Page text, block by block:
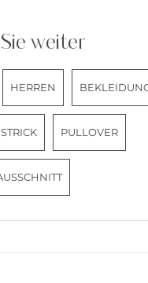
weiter
HERREN
PULLOVER